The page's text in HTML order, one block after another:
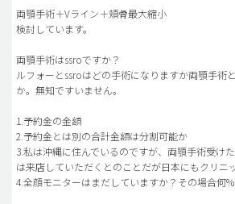
安全整形
料金一覧
ご相談のお問い合わせ
両顎手術＋Vライン＋頬骨最大縮小
検討しています。
両顎手術はssroですか？
ルフォーとssroはどの手術になりますか両顎手術
か。無知ですいません。
1.予約金の金額
2.予約金とは別の合計金額は分割可能か
3.私は沖縄に住んでいるのですが、両顎手術受け
は来店していただくとのことだが日本にもクリニ
4.全顔モニターはまだしていますか？その場合何